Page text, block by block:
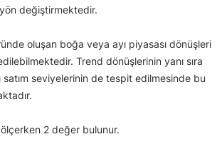
değiştirmektedir.
oluşan boğa veya ayı piyasası dönüşleri
Trend dönüşlerinin yanı sıra
satım seviyelerinin de tespit edilmesinde bu
2 değer bulunur.